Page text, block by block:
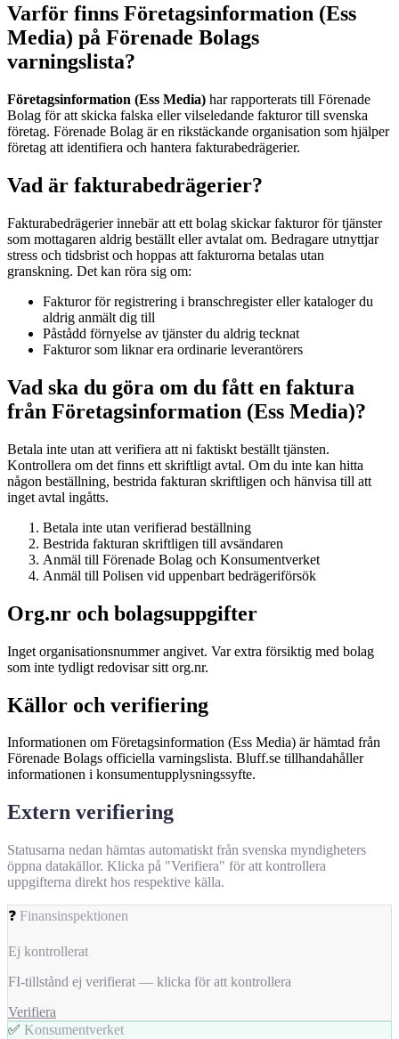
Varför finns Företagsinformation (Ess
Media) på Förenade Bolags
varningslista?
Företagsinformation (Ess Media) har rapporterats till Förenade
Bolag för att skicka falska eller vilseledande fakturor till svenska
företag. Förenade Bolag är en rikstäckande organisation som hjälper
företag att identifiera och hantera fakturabedrägerier.
Vad är fakturabedrägerier?
Fakturabedrägerier innebär att ett bolag skickar fakturor för tjänster
som mottagaren aldrig beställt eller avtalat om. Bedragare utnyttjar
stress och tidsbrist och hoppas att fakturorna betalas utan
granskning. Det kan röra sig om:
Fakturor för registrering i branschregister eller kataloger du
aldrig anmält dig till
Påstådd förnyelse av tjänster du aldrig tecknat
Fakturor som liknar era ordinarie leverantörers
Vad ska du göra om du fått en faktura
från Företagsinformation (Ess Media)?
Betala inte utan att verifiera att ni faktiskt beställt tjänsten.
Kontrollera om det finns ett skriftligt avtal. Om du inte kan hitta
någon beställning, bestrida fakturan skriftligen och hänvisa till att
inget avtal ingåtts.
Betala inte utan verifierad beställning
Bestrida fakturan skriftligen till avsändaren
Anmäl till Förenade Bolag och Konsumentverket
Anmäl till Polisen vid uppenbart bedrägeriförsök
Org.nr och bolagsuppgifter
Inget organisationsnummer angivet. Var extra försiktig med bolag
som inte tydligt redovisar sitt org.nr.
Källor och verifiering
Informationen om Företagsinformation (Ess Media) är hämtad från
Förenade Bolags officiella varningslista. Bluff.se tillhandahåller
informationen i konsumentupplysningssyfte.
Extern verifiering
Statusarna nedan hämtas automatiskt från svenska myndigheters
öppna datakällor. Klicka på "Verifiera" för att kontrollera
uppgifterna direkt hos respektive källa.
❓ Finansinspektionen
Ej kontrollerat
FI-tillstånd ej verifierat — klicka för att kontrollera
Verifiera
✅ Konsumentverket